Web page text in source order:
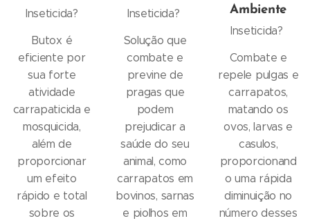
Inseticida?
Butox é
eficiente por
sua forte
atividade
carrapaticida e
mosquicida,
além de
proporcionar
um efeito
rápido e total
sobre os
Inseticida?
Solução que
combate e
previne de
pragas que
podem
prejudicar a
saúde do seu
animal, como
carrapatos em
bovinos, sarnas
e piolhos em
Ambiente
Inseticida?
Combate e
repele pulgas e
carrapatos,
matando os
ovos, larvas e
casulos,
proporcionand
o uma rápida
diminuição no
número desses